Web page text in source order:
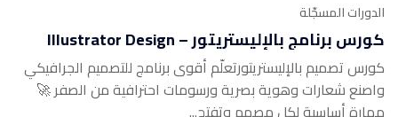
الدورات المسجّلة
كورس برنامج بالإليستريتور – Illustrator Design
كورس تصميم بالإليستريتورتعلّم أقوى برنامج للتصميم الجرافيكي
واصنع شعارات وهوية بصرية ورسومات احترافية من الصفر 🚀
مهارة أساسية لكل مصمم وتفتح...